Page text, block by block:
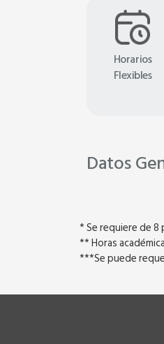
Horarios
Flexibles
Datos
* Se requiere de
** Horas
***Se puede